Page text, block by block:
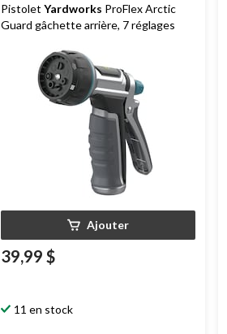
Pistolet Yardworks ProFlex Arctic
Guard gâchette arrière, 7 réglages
Ajouter
39,99 $
11 en stock